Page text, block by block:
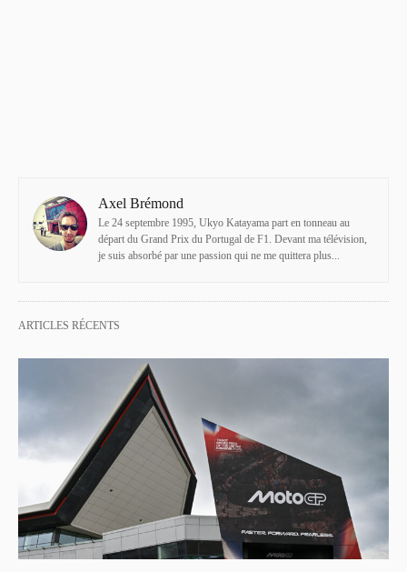
Axel Brémond
Le 24 septembre 1995, Ukyo Katayama part en tonneau au
départ du Grand Prix du Portugal de F1. Devant ma télévision,
je suis absorbé par une passion qui ne me quittera plus...
ARTICLES RÉCENTS